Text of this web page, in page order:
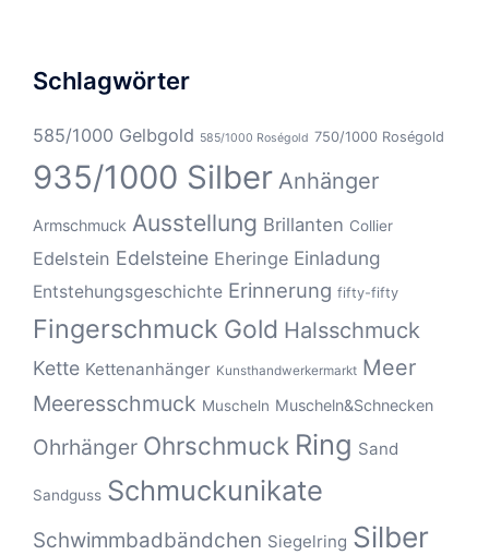
Schlagwörter
585/1000 Gelbgold 585/1000 Roségold 750/1000 Roségold
935/1000 Silber Anhänger
Armschmuck Ausstellung Brillanten Collier
Edelstein Edelsteine Eheringe Einladung
Entstehungsgeschichte Erinnerung fifty-fifty
Fingerschmuck Gold Halsschmuck
Kette Kettenanhänger Kunsthandwerkermarkt Meer
Meeresschmuck Muscheln Muscheln&Schnecken
Ohrhänger Ohrschmuck Ring Sand
Sandguss Schmuckunikate
Schwimmbadbändchen Siegelring Silber